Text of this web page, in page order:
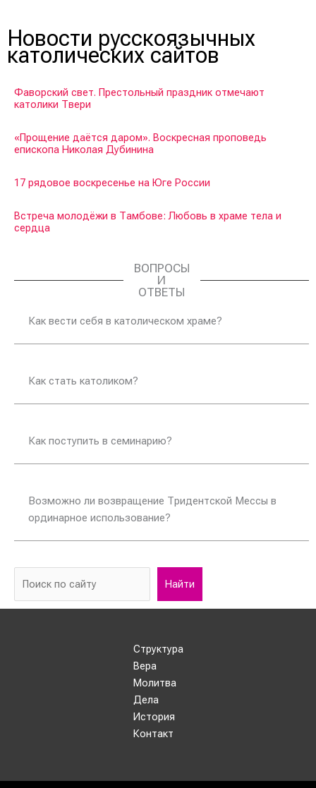
Новости русскоязычных
католических сайтов
Фаворский свет. Престольный праздник отмечают
католики Твери
«Прощение даётся даром». Воскресная проповедь
епископа Николая Дубинина
17 рядовое воскресенье на Юге России
Встреча молодёжи в Тамбове: Любовь в храме тела и
сердца
ВОПРОСЫ
И
ОТВЕТЫ
Как вести себя в католическом храме?
Как стать католиком?
Как поступить в семинарию?
Возможно ли возвращение Тридентской Мессы в
ординарное использование?
Найти
Структура
Вера
Молитва
Дела
История
Контакт